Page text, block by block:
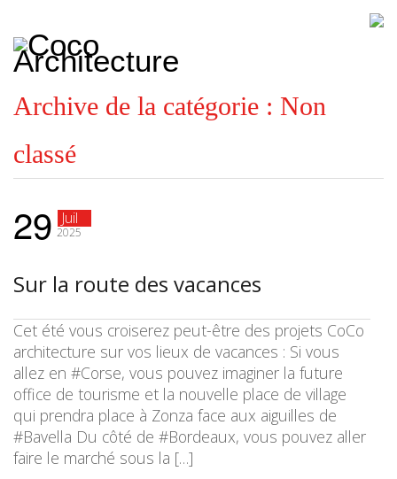
Architecture
architecture,
urbanisme,
etc.
Archive de la catégorie : Non
classé
29 Juil
2025
Sur la route des vacances
Cet été vous croiserez peut-être des projets CoCo
architecture sur vos lieux de vacances : Si vous
allez en #Corse, vous pouvez imaginer la future
office de tourisme et la nouvelle place de village
qui prendra place à Zonza face aux aiguilles de
#Bavella Du côté de #Bordeaux, vous pouvez aller
faire le marché sous la […]